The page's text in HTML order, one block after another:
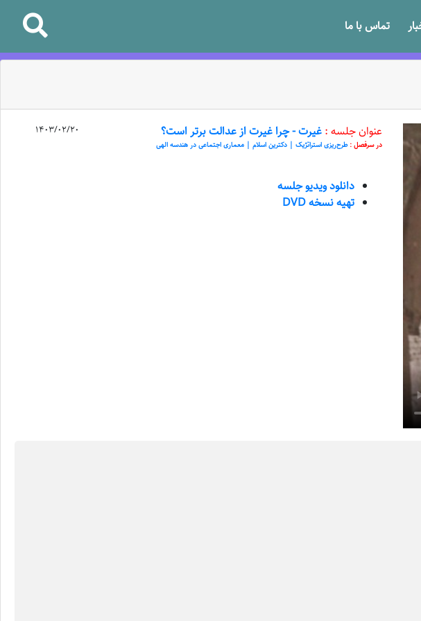
تماس با ما
1403/02/20 عنوان جلسه : غیرت - چرا غیرت از عدالت برتر است؟
در سرفصل :طرح‌ریزی استراتژیک | دکترین اسلام | معماری اجتماعی در هندسه الهی
دانلود ویدیو جلسه
تهیه نسخه DVD